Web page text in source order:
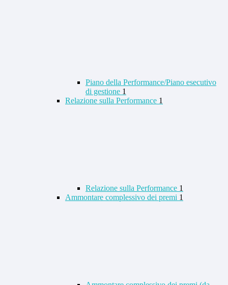
Piano della Performance/Piano esecutivo
di gestione 1
Relazione sulla Performance 1
Relazione sulla Performance 1
Ammontare complessivo dei premi 1